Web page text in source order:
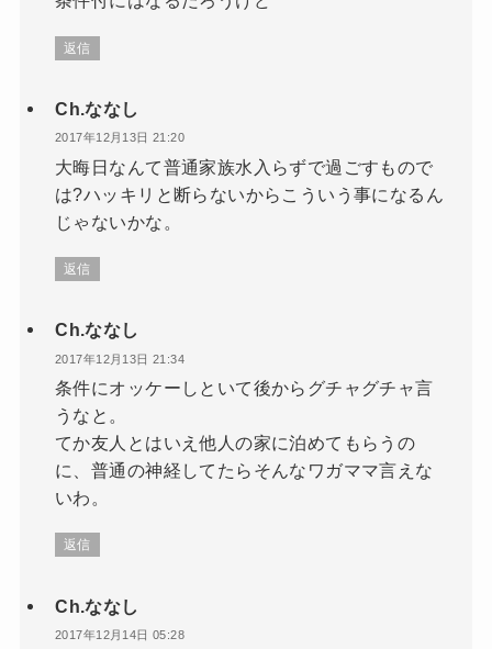
返信
Ch.ななし
2017年12月13日 21:20
大晦日なんて普通家族水入らずで過ごすもので
は?ハッキリと断らないからこういう事になるん
じゃないかな。
返信
Ch.ななし
2017年12月13日 21:34
条件にオッケーしといて後からグチャグチャ言
うなと。
てか友人とはいえ他人の家に泊めてもらうの
に、普通の神経してたらそんなワガママ言えな
いわ。
返信
Ch.ななし
2017年12月14日 05:28